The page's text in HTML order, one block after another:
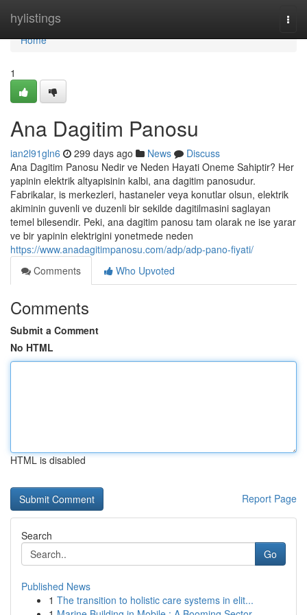
hylistings
Home
Home
1
Ana Dagitim Panosu
ian2l91gln6 299 days ago News
Discuss
Ana Dagitim Panosu Nedir ve Neden Hayati Oneme Sahiptir? Her
yapinin elektrik altyapisinin kalbi, ana dagitim panosudur.
Fabrikalar, is merkezleri, hastaneler veya konutlar olsun, elektrik
akiminin guvenli ve duzenli bir sekilde dagitilmasini saglayan
temel bilesendir. Peki, ana dagitim panosu tam olarak ne ise yarar
ve bir yapinin elektrigini yonetmede neden
https://www.anadagitimpanosu.com/adp/adp-pano-fiyati/
Comments
Who Upvoted
Comments
Submit a Comment
No HTML
HTML is disabled
Report Page
Search
Go
Published News
1 The transition to holistic care systems in elit...